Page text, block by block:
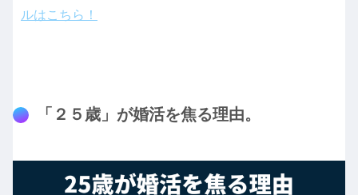
ルはこちら！
「２５歳」が婚活を焦る理由。